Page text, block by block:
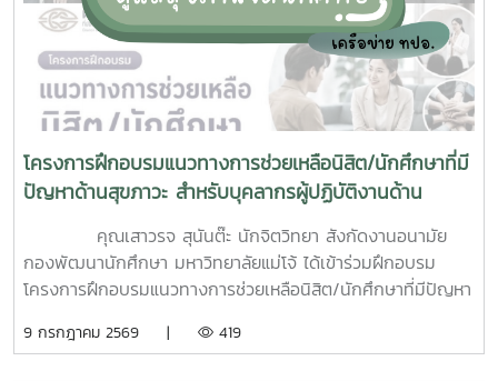
โครงการฝึกอบรมแนวทางการช่วยเหลือนิสิต/นักศึกษาที่มี
ปัญหาด้านสุขภาวะ สำหรับบุคลากรผู้ปฏิบัติงานด้าน
คุณเสาวรจ สุนันต๊ะ นักจิตวิทยา สังกัดงานอนามัย
กองพัฒนานักศึกษา มหาวิทยาลัยแม่โจ้ ได้เข้าร่วมฝึกอบรม
โครงการฝึกอบรมแนวทางการช่วยเหลือนิสิต/นักศึกษาที่มีปัญหา
ที่ 6–7 กรกฎาคม 2569 ณ ห้องบรรยาย ชั้น 1 กองพัฒนานิสิต
9 กรกฎาคม 2569 | 419